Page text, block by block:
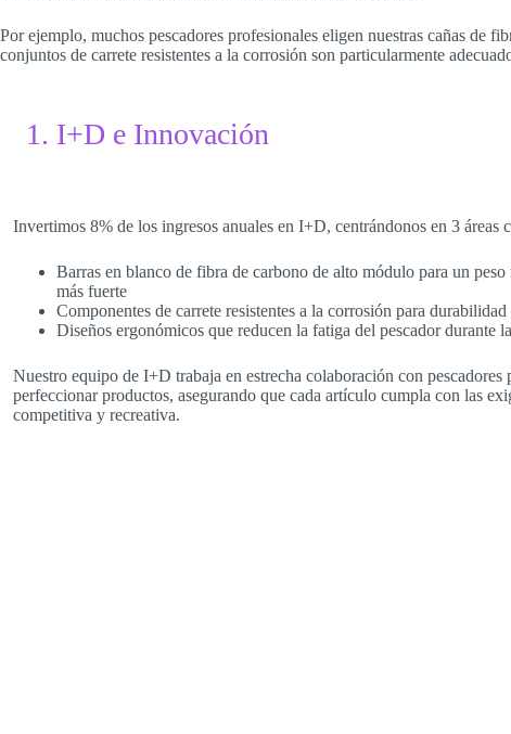
Por ejemplo, muchos pescadores profesionales eligen nuestras cañas de
conjuntos de carrete resistentes a la corrosión son particularmente
1. I+D e Innovación
Invertimos 8% de los ingresos anuales en I+D, centrándonos en 3 áreas
Barras en blanco de fibra de carbono de alto módulo para un
más fuerte
Componentes de carrete resistentes a la corrosión para durabilidad
Diseños ergonómicos que reducen la fatiga del pescador durante
Nuestro equipo de I+D trabaja en estrecha colaboración con pescadores
perfeccionar productos, asegurando que cada artículo cumpla con las
competitiva y recreativa.